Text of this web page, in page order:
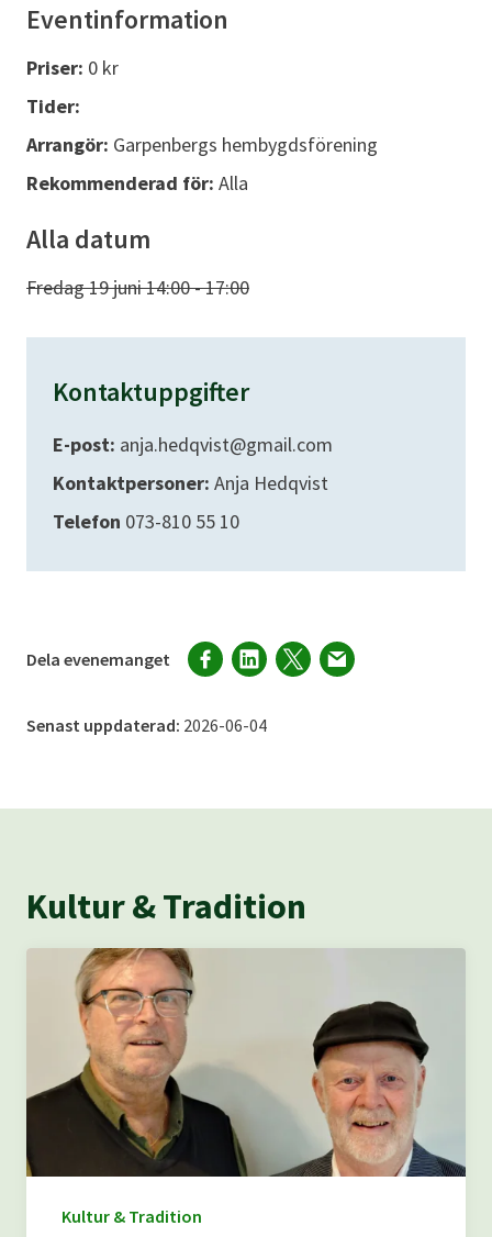
Eventinformation
Priser: 0 kr
Tider:
Arrangör: Garpenbergs hembygdsförening
Rekommenderad för: Alla
Alla datum
Fredag 19 juni 14:00 - 17:00
Kontaktuppgifter
E-post: anja.hedqvist@gmail.com
Kontaktpersoner: Anja Hedqvist
Telefon 073-810 55 10
Dela evenemanget
Senast uppdaterad: 2026-06-04
Kultur & Tradition
Kultur & Tradition